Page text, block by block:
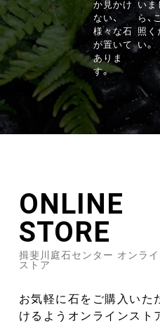
か見かけ
ない、
様々な石
が置いて
ありま
す。
いま
ら、
照く
い。
ONLINE
STORE
揖斐川庭石センター オンライ
ストア
お気軽に石をご購入いた
けるようオンラインスト